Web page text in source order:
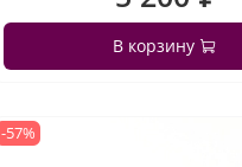
В корзину
-57%